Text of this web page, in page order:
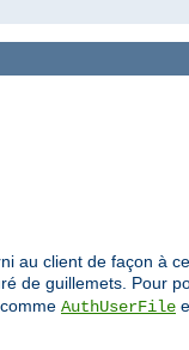
au client de façon à
de guillemets. Pour
AuthUserFile